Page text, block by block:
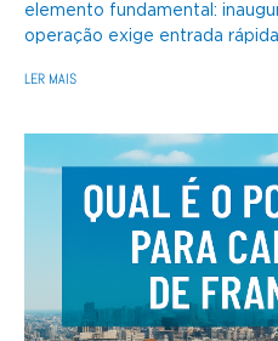
elemento fundamental:
operação exige entrada rápida
LER MAIS